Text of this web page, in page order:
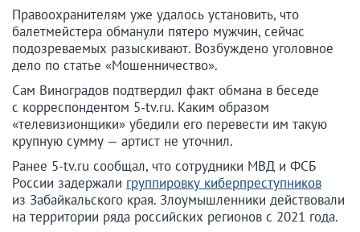
Правоохранителям уже удалось установить, что
балетмейстера обманули пятеро мужчин, сейчас
подозреваемых разыскивают. Возбуждено уголовное
дело по статье «Мошенничество».
Сам Виноградов подтвердил факт обмана в беседе
с корреспондентом 5-tv.ru. Каким образом
«телевизионщики» убедили его перевести им такую
крупную сумму — артист не уточнил.
Ранее 5-tv.ru сообщал, что сотрудники МВД и ФСБ
России задержали группировку киберпреступников
из Забайкальского края. Злоумышленники действовали
на территории ряда российских регионов с 2021 года.